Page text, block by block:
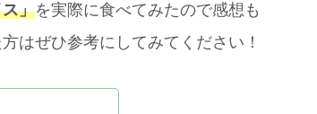
」を実際に食べてみたので感想も
はぜひ参考にしてみてください！